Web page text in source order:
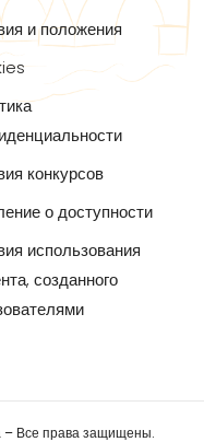
и положения
конкурсов
о доступности
использования
созданного
– Все права защищены.